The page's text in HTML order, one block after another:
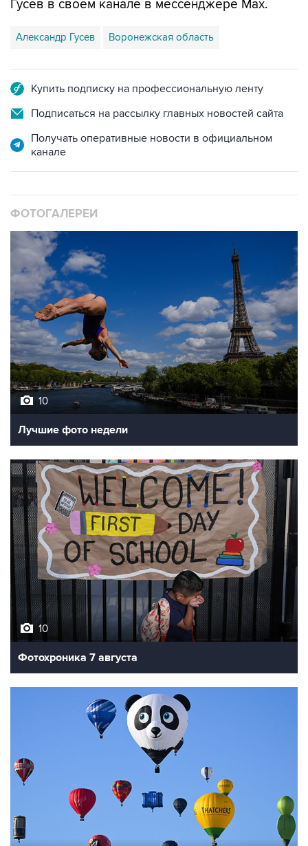
Александр Гусев Воронежская область
Подписаться на рассылку главных новостей сайта
Получать оперативные новости в официальном
10
Лучшие фото недели
10
Фотохроника 7 августа